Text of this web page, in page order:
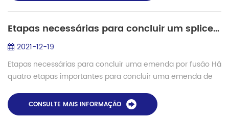
Etapas necessárias para concluir um splicer de fusão
2021-12-19
Etapas necessárias para concluir uma emenda por fusão Há
quatro etapas importantes para concluir uma emenda de
devem ser preparadas com cuidado e na ...
CONSULTE MAIS INFORMAÇÃO